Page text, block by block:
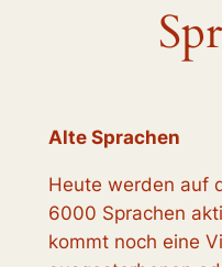
Alte Sprachen
Heute werden auf
6000 Sprachen
kommt noch eine